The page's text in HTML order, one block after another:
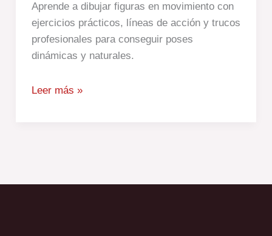
Aprende a dibujar figuras en movimiento con
ejercicios prácticos, líneas de acción y trucos
profesionales para conseguir poses
dinámicas y naturales.
Leer más »